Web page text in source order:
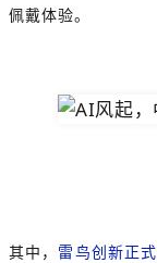
佩戴体验。
其中， 雷鸟创新正